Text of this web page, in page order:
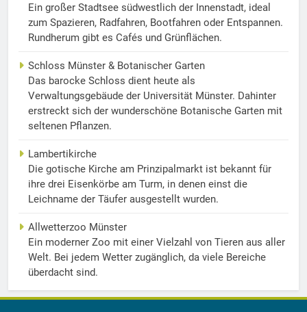
Ein großer Stadtsee südwestlich der Innenstadt, ideal
zum Spazieren, Radfahren, Bootfahren oder Entspannen.
Rundherum gibt es Cafés und Grünflächen.
Schloss Münster & Botanischer Garten
Das barocke Schloss dient heute als
Verwaltungsgebäude der Universität Münster. Dahinter
erstreckt sich der wunderschöne Botanische Garten mit
seltenen Pflanzen.
Lambertikirche
Die gotische Kirche am Prinzipalmarkt ist bekannt für
ihre drei Eisenkörbe am Turm, in denen einst die
Leichname der Täufer ausgestellt wurden.
Allwetterzoo Münster
Ein moderner Zoo mit einer Vielzahl von Tieren aus aller
Welt. Bei jedem Wetter zugänglich, da viele Bereiche
überdacht sind.